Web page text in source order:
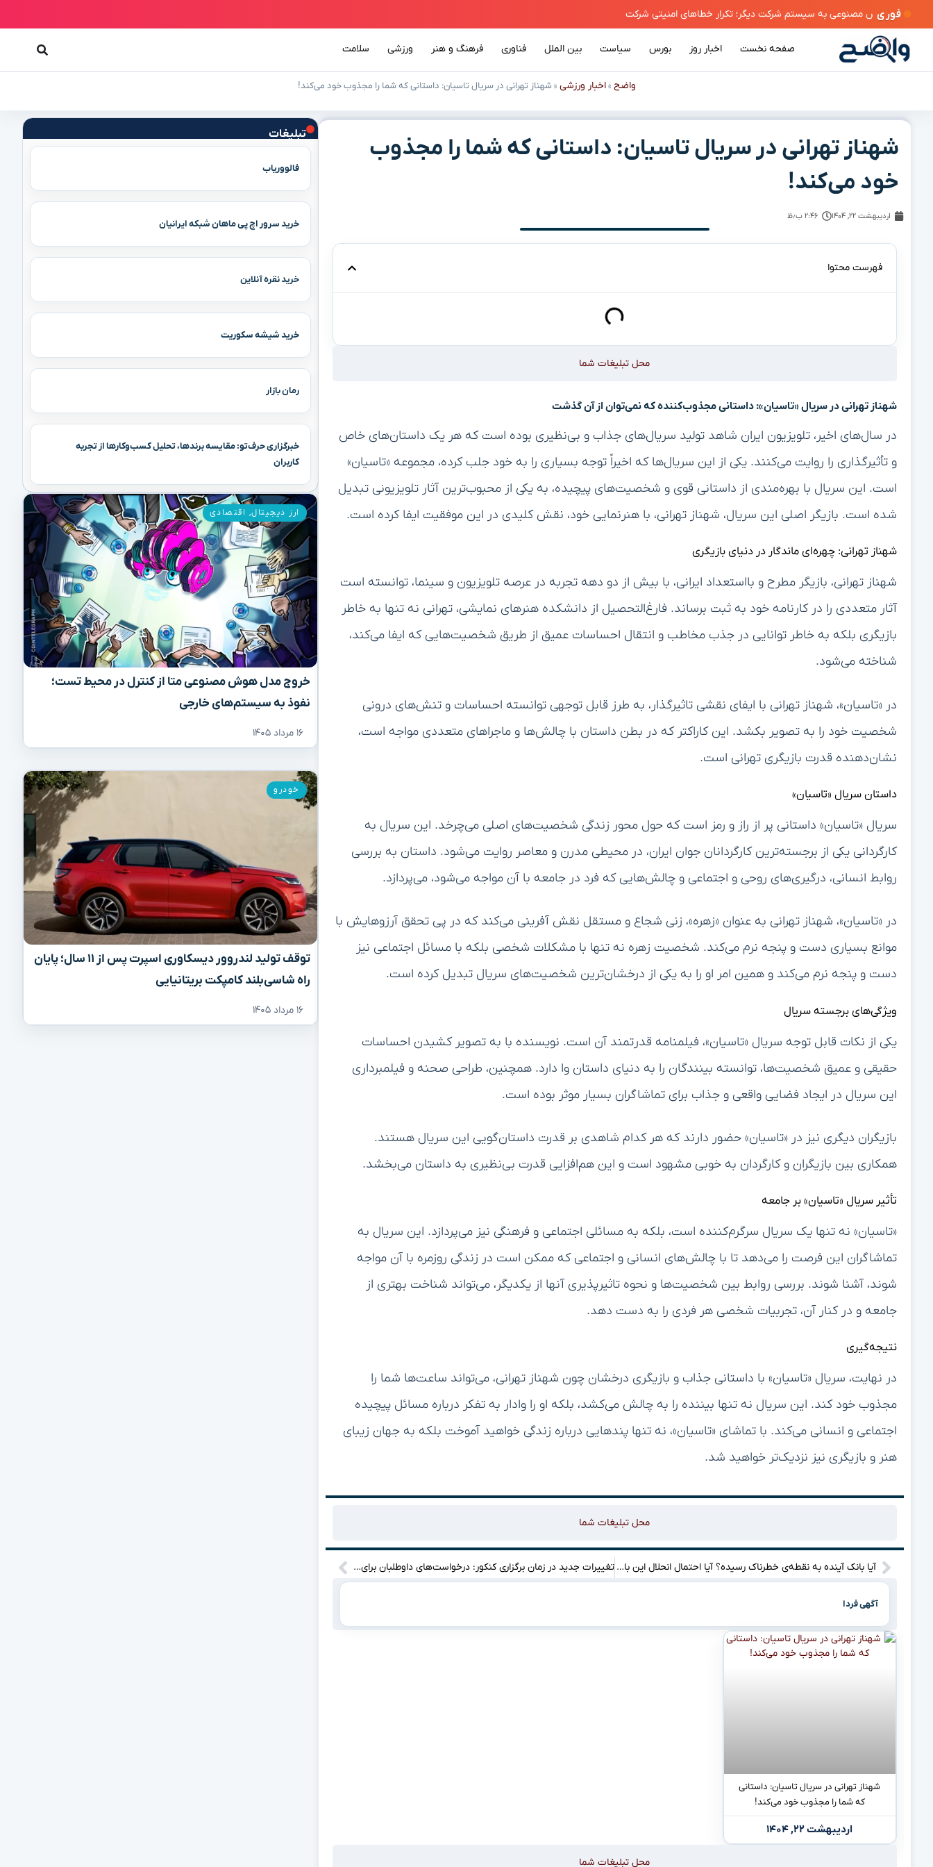
فوری
صفحه نخست اخبار روز بورس سیاست بین الملل فناوری فرهنگ و هنر ورزشی سلامت
واضح »اخبار ورزشی »شهناز تهرانی در سریال تاسیان: داستانی که شما را مجذوب خود می‌کند!
تبلیغات
فالووریاب
خرید سرور اچ پی ماهان شبکه ایرانیان
خرید نقره آنلاین
خرید شیشه سکوریت
رمان بازار
خبرگزاری حرف‌تو: مقایسه برندها، تحلیل کسب‌وکارها از تجربه
کاربران
خروج مدل هوش مصنوعی متا از کنترل در محیط تست؛
نفوذ به سیستم‌های خارجی
۱۶ مرداد ۱۴۰۵
ارز دیجیتال, اقتصادی
توقف تولید لندروور دیسکاوری اسپرت پس از ۱۱ سال؛ پایان
راه شاسی‌بلند کامپکت بریتانیایی
۱۶ مرداد ۱۴۰۵
خودرو
شهناز تهرانی در سریال تاسیان: داستانی که شما را مجذوب
خود می‌کند!
اردیبهشت ۲۲, ۱۴۰۴ ۲:۴۶ ب٫ظ
فهرست محتوا
محل تبلیغات شما
شهناز تهرانی در سریال «تاسیان»: داستانی مجذوب‌کننده که نمی‌توان از آن گذشت
در سال‌های اخیر، تلویزیون ایران شاهد تولید سریال‌های جذاب و بی‌نظیری بوده است که هر یک داستان‌های خاص
و تأثیرگذاری را روایت می‌کنند. یکی از این سریال‌ها که اخیراً توجه بسیاری را به خود جلب کرده، مجموعه «تاسیان»
است. این سریال با بهره‌مندی از داستانی قوی و شخصیت‌های پیچیده، به یکی از محبوب‌ترین آثار تلویزیونی تبدیل
شده است. بازیگر اصلی این سریال، شهناز تهرانی، با هنرنمایی خود، نقش کلیدی در این موفقیت ایفا کرده است.
شهناز تهرانی: چهره‌ای ماندگار در دنیای بازیگری
شهناز تهرانی، بازیگر مطرح و بااستعداد ایرانی، با بیش از دو دهه تجربه در عرصه تلویزیون و سینما، توانسته است
آثار متعددی را در کارنامه خود به ثبت برساند. فارغ‌التحصیل از دانشکده هنرهای نمایشی، تهرانی نه تنها به خاطر
بازیگری بلکه به خاطر توانایی در جذب مخاطب و انتقال احساسات عمیق از طریق شخصیت‌هایی که ایفا می‌کند،
شناخته می‌شود.
در «تاسیان»، شهناز تهرانی با ایفای نقشی تاثیرگذار، به طرز قابل توجهی توانسته احساسات و تنش‌های درونی
شخصیت خود را به تصویر بکشد. این کاراکتر که در بطن داستان با چالش‌ها و ماجراهای متعددی مواجه است،
نشان‌دهنده قدرت بازیگری تهرانی است.
داستان سریال «تاسیان»
سریال «تاسیان» داستانی پر از راز و رمز است که حول محور زندگی شخصیت‌های اصلی می‌چرخد. این سریال به
کارگردانی یکی از برجسته‌ترین کارگردانان جوان ایران، در محیطی مدرن و معاصر روایت می‌شود. داستان به بررسی
روابط انسانی، درگیری‌های روحی و اجتماعی و چالش‌هایی که فرد در جامعه با آن مواجه می‌شود، می‌پردازد.
در «تاسیان»، شهناز تهرانی به عنوان «زهره»، زنی شجاع و مستقل نقش آفرینی می‌کند که در پی تحقق آرزوهایش با
موانع بسیاری دست و پنجه نرم می‌کند. شخصیت زهره نه تنها با مشکلات شخصی بلکه با مسائل اجتماعی نیز
دست و پنجه نرم می‌کند و همین امر او را به یکی از درخشان‌ترین شخصیت‌های سریال تبدیل کرده است.
ویژگی‌های برجسته سریال
یکی از نکات قابل توجه سریال «تاسیان»، فیلمنامه قدرتمند آن است. نویسنده با به تصویر کشیدن احساسات
حقیقی و عمیق شخصیت‌ها، توانسته بینندگان را به دنیای داستان وا دارد. همچنین، طراحی صحنه و فیلمبرداری
این سریال در ایجاد فضایی واقعی و جذاب برای تماشاگران بسیار موثر بوده است.
بازیگران دیگری نیز در «تاسیان» حضور دارند که هر کدام شاهدی بر قدرت داستان‌گویی این سریال هستند.
همکاری بین بازیگران و کارگردان به خوبی مشهود است و این هم‌افزایی قدرت بی‌نظیری به داستان می‌بخشد.
تأثیر سریال «تاسیان» بر جامعه
«تاسیان» نه تنها یک سریال سرگرم‌کننده است، بلکه به مسائلی اجتماعی و فرهنگی نیز می‌پردازد. این سریال به
تماشاگران این فرصت را می‌دهد تا با چالش‌های انسانی و اجتماعی که ممکن است در زندگی روزمره با آن مواجه
شوند، آشنا شوند. بررسی روابط بین شخصیت‌ها و نحوه تاثیرپذیری آنها از یکدیگر، می‌تواند شناخت بهتری از
جامعه و در کنار آن، تجربیات شخصی هر فردی را به دست دهد.
نتیجه‌گیری
در نهایت، سریال «تاسیان» با داستانی جذاب و بازیگری درخشان چون شهناز تهرانی، می‌تواند ساعت‌ها شما را
مجذوب خود کند. این سریال نه تنها بیننده را به چالش می‌کشد، بلکه او را وادار به تفکر درباره مسائل پیچیده
اجتماعی و انسانی می‌کند. با تماشای «تاسیان»، نه تنها پندهایی درباره زندگی خواهید آموخت بلکه به جهان زیبای
هنر و بازیگری نیز نزدیک‌تر خواهید شد.
محل تبلیغات شما
آیا بانک آینده به نقطه‌ی خطرناک رسیده؟ آیا احتمال انحلال این بانک وجود دارد؟ تغییرات جدید در زمان برگزاری کنکور: درخواست‌های داوطلبان برای تاخیر در این رویداد مهم!
آگهی فردا
شهناز تهرانی در سریال تاسیان: داستانی
که شما را مجذوب خود می‌کند!
اردیبهشت ۲۲, ۱۴۰۴
محل تبلیغات شما